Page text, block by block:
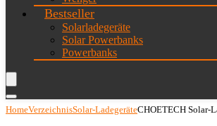
Bestseller
Solarladegeräte
Solar Powerbanks
Powerbanks
HomeVerzeichnisSolar-LadegeräteCHOETECH Solar-